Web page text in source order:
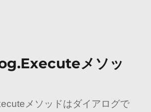
メソッ
メソッドはダイアログで